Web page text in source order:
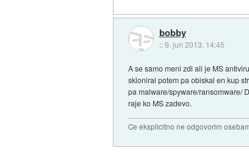
bobby
::9. jun 2013, 14:45
A se samo meni zdi ali je MS
skloniral potem pa obiskal en kup
pa malware/spyware/ransomware/
raje ko MS zadevo.
Ce eksplicitno ne odgovorim